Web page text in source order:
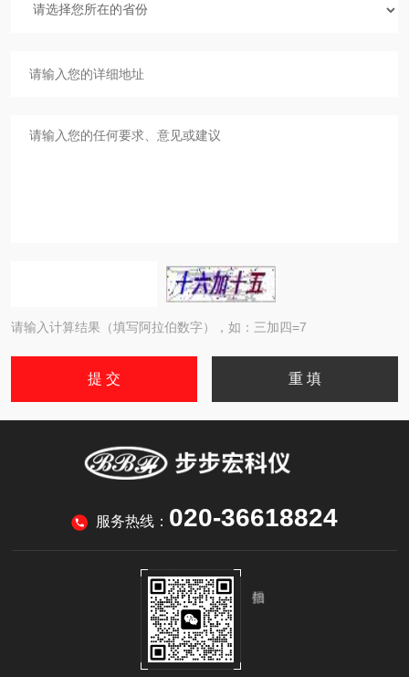
请输入计算结果（填写阿拉伯数字），如：三加四=7
服务热线： 020-36618824